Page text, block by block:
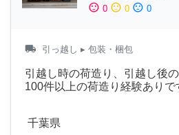
sentiment_satisfied 0 sentiment_neutral 0 sentiment_dissatisfied 0
local_shipping 引っ越し ▸ 包装・梱包
引越し時の荷造り、引越し後
100件以上の荷造り経験ありで
千葉県